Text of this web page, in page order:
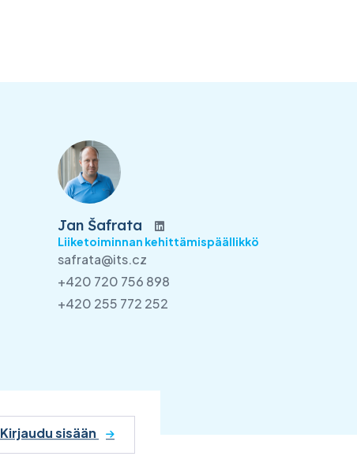
Jan Šafrata
Liiketoiminnan kehittämispäällikkö
safrata@its.cz
+420 720 756 898
+420 255 772 252
Kirjaudu sisään